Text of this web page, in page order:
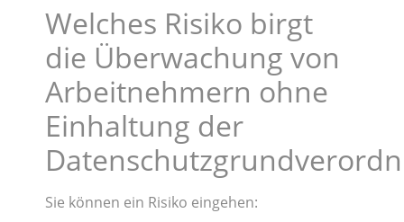
Welches Risiko birgt
die Überwachung von
Arbeitnehmern ohne
Einhaltung der
Sie können ein Risiko eingehen: